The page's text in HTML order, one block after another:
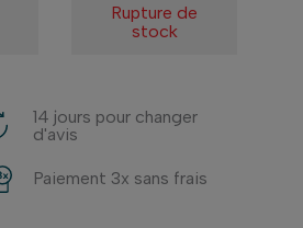
Rupture de
stock
14 jours pour changer
d'avis
Paiement 3x sans frais